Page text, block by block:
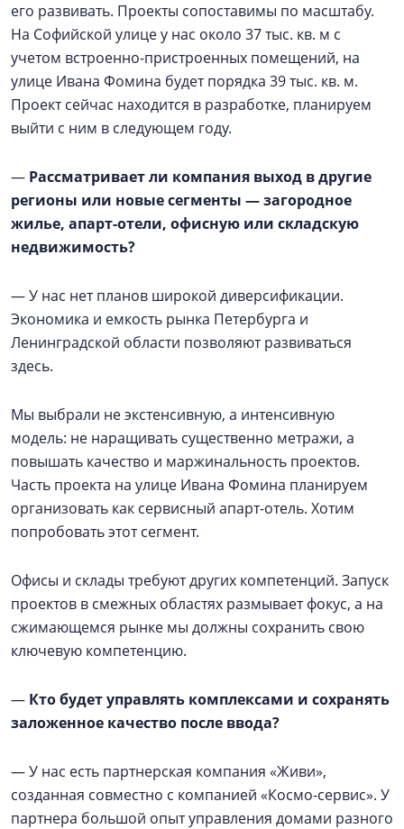
его развивать. Проекты сопоставимы по масштабу.
На Софийской улице у нас около 37 тыс. кв. м с
учетом встроенно-пристроенных помещений, на
улице Ивана Фомина будет порядка 39 тыс. кв. м.
Проект сейчас находится в разработке, планируем
выйти с ним в следующем году.
— Рассматривает ли компания выход в другие
регионы или новые сегменты — загородное
жилье, апарт-отели, офисную или складскую
недвижимость?
— У нас нет планов широкой диверсификации.
Экономика и емкость рынка Петербурга и
Ленинградской области позволяют развиваться
здесь.
Мы выбрали не экстенсивную, а интенсивную
модель: не наращивать существенно метражи, а
повышать качество и маржинальность проектов.
Часть проекта на улице Ивана Фомина планируем
организовать как сервисный апарт-отель. Хотим
попробовать этот сегмент.
Офисы и склады требуют других компетенций. Запуск
проектов в смежных областях размывает фокус, а на
сжимающемся рынке мы должны сохранить свою
ключевую компетенцию.
— Кто будет управлять комплексами и сохранять
заложенное качество после ввода?
— У нас есть партнерская компания «Живи»,
созданная совместно с компанией «Космо-сервис». У
партнера большой опыт управления домами разного